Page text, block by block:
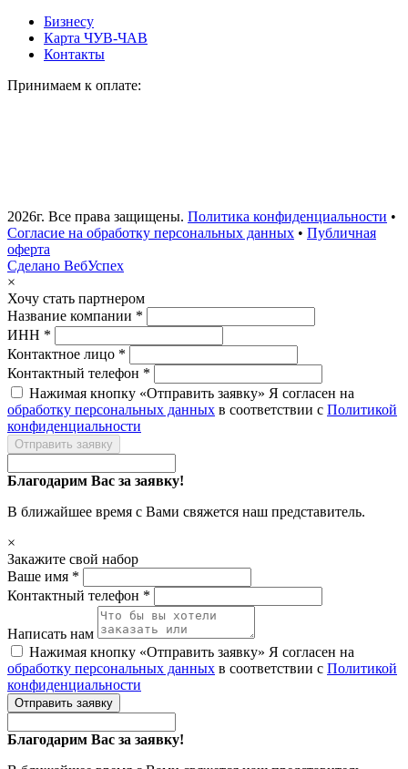
Бизнесу
Карта ЧУВ-ЧАВ
Контакты
Принимаем к оплате:
2026г. Все права защищены. Политика конфиденциальности •
Согласие на обработку персональных данных • Публичная
оферта
Сделано ВебУспех
×
Хочу стать партнером
Название компании *
ИНН *
Контактное лицо *
Контактный телефон *
Нажимая кнопку «Отправить заявку» Я согласен на
обработку персональных данных в соответствии с Политикой
конфиденциальности
Отправить заявку
Благодарим Вас за заявку!
В ближайшее время с Вами свяжется наш представитель.
×
Закажите свой набор
Ваше имя *
Контактный телефон *
Написать нам
Нажимая кнопку «Отправить заявку» Я согласен на
обработку персональных данных в соответствии с Политикой
конфиденциальности
Отправить заявку
Благодарим Вас за заявку!